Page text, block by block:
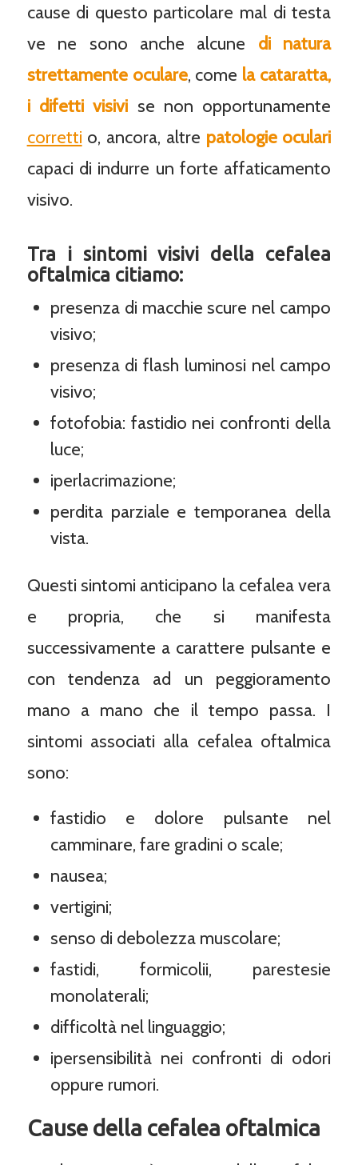
cause di questo particolare mal di testa
ve ne sono anche alcune di natura
strettamente oculare, come la cataratta,
i difetti visivi se non opportunamente
corretti o, ancora, altre patologie oculari
capaci di indurre un forte affaticamento
visivo.
Tra i sintomi visivi della cefalea
oftalmica citiamo:
presenza di macchie scure nel campo
visivo;
presenza di flash luminosi nel campo
visivo;
fotofobia: fastidio nei confronti della
luce;
iperlacrimazione;
perdita parziale e temporanea della
vista.
Questi sintomi anticipano la cefalea vera
e propria, che si manifesta
successivamente a carattere pulsante e
con tendenza ad un peggioramento
mano a mano che il tempo passa. I
sintomi associati alla cefalea oftalmica
sono:
fastidio e dolore pulsante nel
camminare, fare gradini o scale;
nausea;
vertigini;
senso di debolezza muscolare;
fastidi, formicolii, parestesie
monolaterali;
difficoltà nel linguaggio;
ipersensibilità nei confronti di odori
oppure rumori.
Cause della cefalea oftalmica